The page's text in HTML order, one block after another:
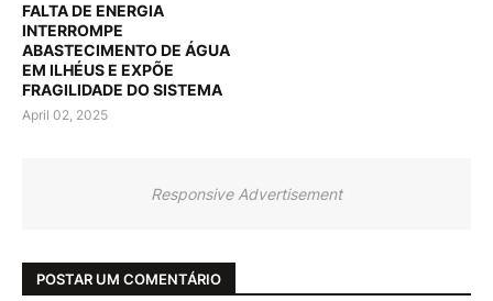
FALTA DE ENERGIA
INTERROMPE
ABASTECIMENTO DE ÁGUA
EM ILHÉUS E EXPÕE
FRAGILIDADE DO SISTEMA
April 02, 2025
Responsive Advertisement
POSTAR UM COMENTÁRIO